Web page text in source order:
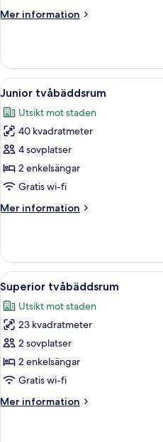
possibility)
Mer information
Mer
tvåbäddsrum
(Extra
bed
Öppna
alla
foton
för
Junior
tvåbäddsrum
7
Junior tvåbäddsrum
Utsikt mot staden
40 kvadratmeter
4 sovplatser
2 enkelsängar
Gratis wi-fi
Mer information
Mer
tvåbäddsrum
Öppna
alla
foton
för
Superior
tvåbäddsrum
6
Superior tvåbäddsrum
Utsikt mot staden
23 kvadratmeter
2 sovplatser
2 enkelsängar
Gratis wi-fi
Mer information
Mer